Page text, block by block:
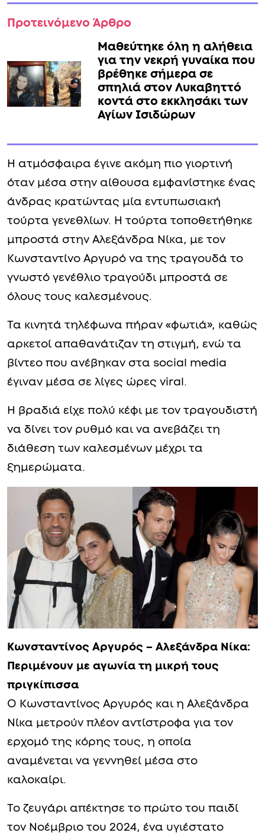
Προτεινόμενο Άρθρο
Μαθεύτηκε όλη η αλήθεια
για την νεκρή γυναίκα που
βρέθηκε σήμερα σε
σπηλιά στον Λυκαβηττό
κοντά στο εκκλησάκι των
Αγίων Ισιδώρων
Η ατμόσφαιρα έγινε ακόμη πιο γιορτινή
όταν μέσα στην αίθουσα εμφανίστηκε ένας
άνδρας κρατώντας μία εντυπωσιακή
τούρτα γενεθλίων. Η τούρτα τοποθετήθηκε
μπροστά στην Αλεξάνδρα Νίκα, με τον
Κωνσταντίνο Αργυρό να της τραγουδά το
γνωστό γενέθλιο τραγούδι μπροστά σε
όλους τους καλεσμένους.
Τα κινητά τηλέφωνα πήραν «φωτιά», καθώς
αρκετοί απαθανάτιζαν τη στιγμή, ενώ τα
βίντεο που ανέβηκαν στα social media
έγιναν μέσα σε λίγες ώρες viral.
Η βραδιά είχε πολύ κέφι με τον τραγουδιστή
να δίνει τον ρυθμό και να ανεβάζει τη
διάθεση των καλεσμένων μέχρι τα
ξημερώματα.
Κωνσταντίνος Αργυρός – Αλεξάνδρα Νίκα:
Περιμένουν με αγωνία τη μικρή τους
πριγκίπισσα
Ο Κωνσταντίνος Αργυρός και η Αλεξάνδρα
Νίκα μετρούν πλέον αντίστροφα για τον
ερχομό της κόρης τους, η οποία
αναμένεται να γεννηθεί μέσα στο
καλοκαίρι.
Το ζευγάρι απέκτησε το πρώτο του παιδί
τον Νοέμβριο του 2024, ένα υγιέστατο